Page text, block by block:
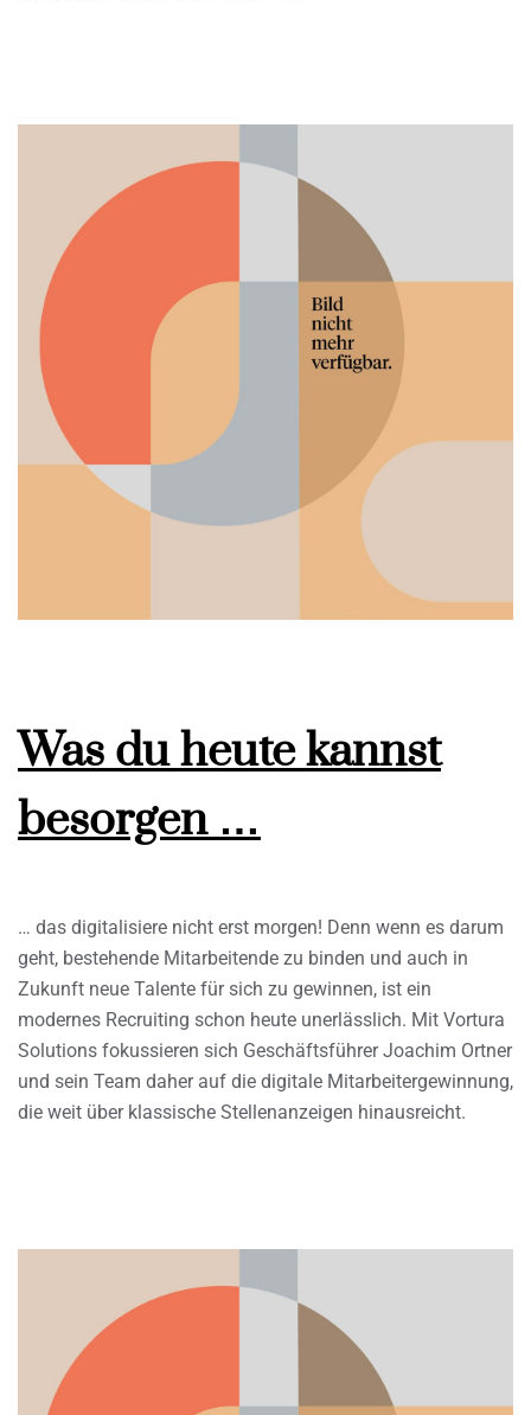
Was du heute kannst
besorgen …
… das digitalisiere nicht erst morgen! Denn wenn es darum
geht, bestehende Mitarbeitende zu binden und auch in
Zukunft neue Talente für sich zu gewinnen, ist ein
modernes Recruiting schon heute unerlässlich. Mit Vortura
Solutions fokussieren sich Geschäftsführer Joachim Ortner
und sein Team daher auf die digitale Mitarbeitergewinnung,
die weit über klassische Stellenanzeigen hinausreicht.